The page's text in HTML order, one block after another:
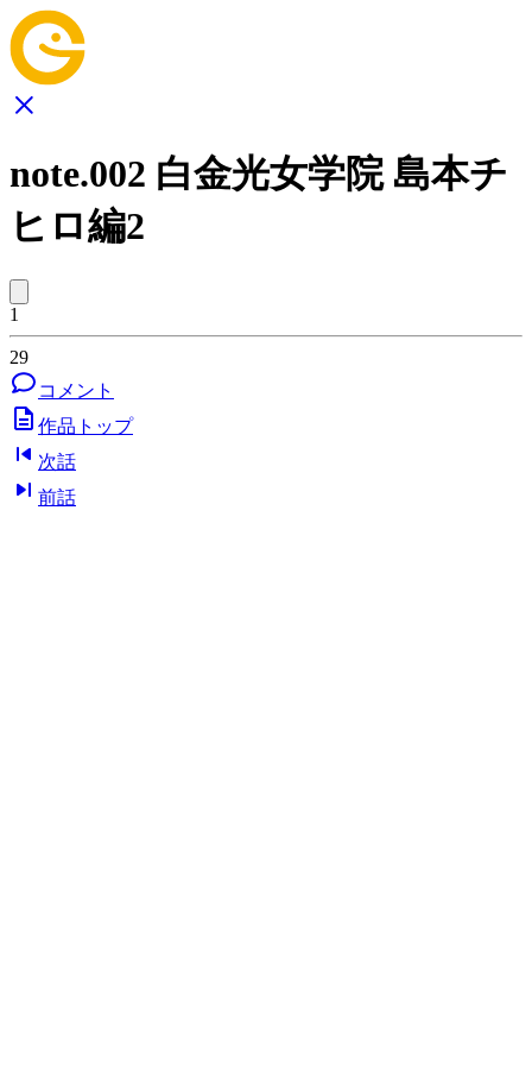
note.002 白金光女学院 島本チ
ヒロ編2
1
29
コメント
作品トップ
次話
前話